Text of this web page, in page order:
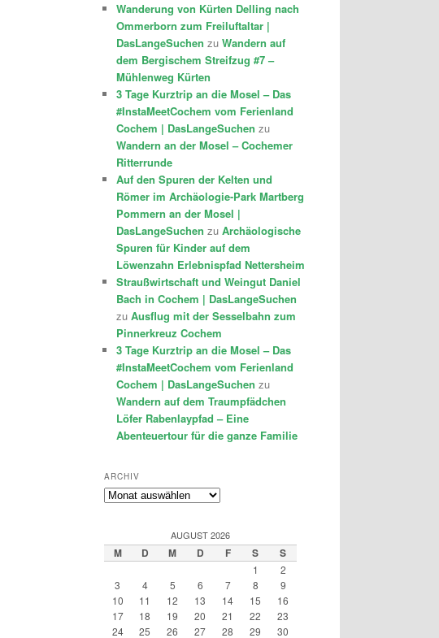
Wanderung von Kürten Delling nach
Ommerborn zum Freiluftaltar |
DasLangeSuchen zu Wandern auf
dem Bergischem Streifzug #7 –
Mühlenweg Kürten
3 Tage Kurztrip an die Mosel – Das
#InstaMeetCochem vom Ferienland
Cochem | DasLangeSuchen zu
Wandern an der Mosel – Cochemer
Ritterrunde
Auf den Spuren der Kelten und
Römer im Archäologie-Park Martberg
Pommern an der Mosel |
DasLangeSuchen zu Archäologische
Spuren für Kinder auf dem
Löwenzahn Erlebnispfad Nettersheim
Straußwirtschaft und Weingut Daniel
Bach in Cochem | DasLangeSuchen
zu Ausflug mit der Sesselbahn zum
Pinnerkreuz Cochem
3 Tage Kurztrip an die Mosel – Das
#InstaMeetCochem vom Ferienland
Cochem | DasLangeSuchen zu
Wandern auf dem Traumpfädchen
Löfer Rabenlaypfad – Eine
Abenteuertour für die ganze Familie
ARCHIV
Archiv
AUGUST 2026
M D M D F S S
1
2
3
4 5 6 7 8
9
10
11 12 13 14 15
16
17
18 19 20 21 22
23
24
25 26 27 28 29
30